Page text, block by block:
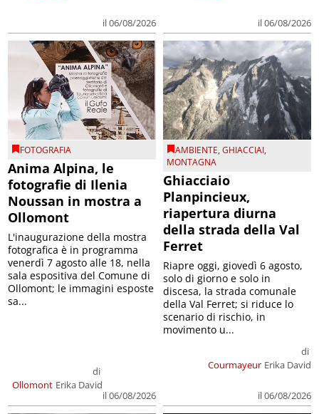
il 06/08/2026 il 06/08/2026
FOTOGRAFIA
Anima Alpina, le
fotografie di Ilenia
Noussan in mostra a
Ollomont
Ollomont
di
Erika David
il 06/08/2026
L'inaugurazione della mostra
fotografica è in programma
venerdì 7 agosto alle 18, nella
sala espositiva del Comune di
Ollomont; le immagini esposte
sa...
AMBIENTE,GHIACCIAI,
MONTAGNA
Ghiacciaio
Planpincieux,
riapertura diurna
della strada della Val
Ferret
Courmayeur
di
Erika David
il 06/08/2026
Riapre oggi, giovedì 6 agosto,
solo di giorno e solo in
discesa, la strada comunale
della Val Ferret; si riduce lo
scenario di rischio, in
movimento u...